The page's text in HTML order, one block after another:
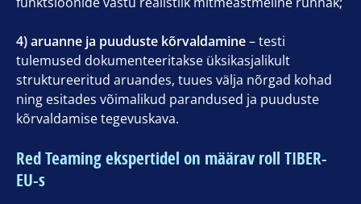
4) aruanne ja puuduste kõrvaldamine– testi
tulemused dokumenteeritakse üksikasjalikult
struktureeritud aruandes, tuues välja nõrgad kohad
ning esitades võimalikud parandused ja puuduste
kõrvaldamise tegevuskava.
Red Teaming ekspertidel on määrav roll TIBER-
EU-s